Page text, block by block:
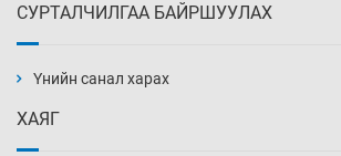
4 цаг 23 мин
СУРТАЛЧИЛГАА БАЙРШУУЛАХ
Үнийн санал харах
ХАЯГ